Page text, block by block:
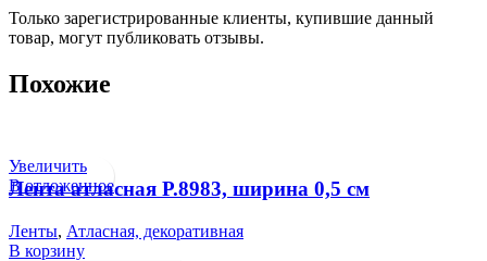
Только зарегистрированные клиенты, купившие данный
товар, могут публиковать отзывы.
Похожие
Увеличить
В отложенное
Лента атласная Р.8983, ширина 0,5 см
Ленты, Атласная, декоративная
В корзину